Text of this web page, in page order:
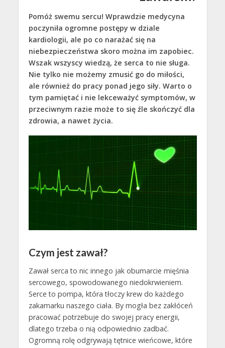
Pomóż swemu sercu! Wprawdzie medycyna
poczyniła ogromne postępy w dziale
kardiologii, ale po co narażać się na
niebezpieczeństwa skoro można im zapobiec.
Wszak wszyscy wiedzą, że serca to nie sługa.
Nie tylko nie możemy zmusić go do miłości,
ale również do pracy ponad jego siły. Warto o
tym pamiętać i nie lekceważyć symptomów, w
przeciwnym razie może to się źle skończyć dla
zdrowia, a nawet życia.
Czym jest zawał?
Zawał serca to nic innego jak obumarcie mięśnia
sercowego, spowodowanego niedokrwieniem.
Serce to pompa, która tłoczy krew do każdego
zakamarku naszego ciała. By mogła bez zakłóceń
pracować potrzebuje do swojej pracy energii,
dlatego trzeba o nią odpowiednio zadbać.
Ogromną rolę odgrywają tętnice wieńcowe, które